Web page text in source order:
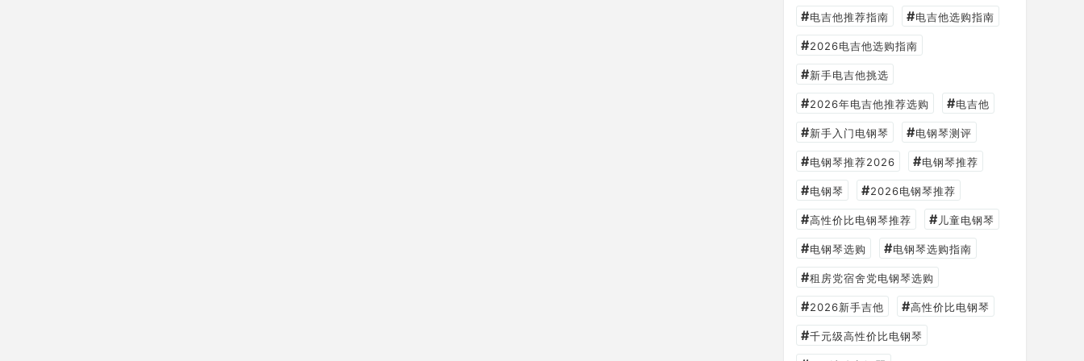
#电吉他推荐指南 #电吉他选购指南
#2026电吉他选购指南
#新手电吉他挑选
#2026年电吉他推荐选购 #电吉他
#新手入门电钢琴 #电钢琴测评
#电钢琴推荐2026 #电钢琴推荐
#电钢琴 #2026电钢琴推荐
#高性价比电钢琴推荐 # 儿童电钢琴
#电钢琴选购 #电钢琴选购指南
#租房党宿舍党电钢琴选购
#2026新手吉他 #高性价比电钢琴
#千元级高性价比电钢琴